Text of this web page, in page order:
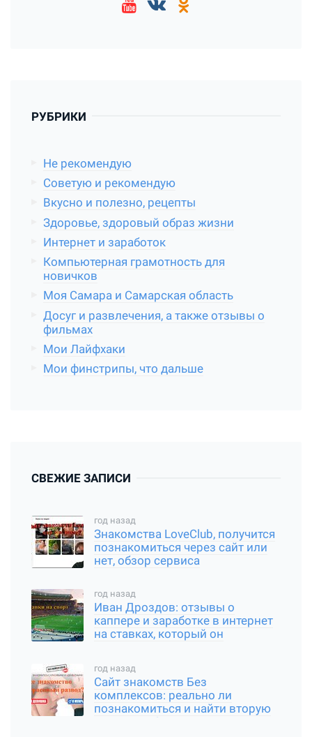
РУБРИКИ
Не рекомендую
Советую и рекомендую
Вкусно и полезно, рецепты
Здоровье, здоровый образ жизни
Интернет и заработок
Компьютерная грамотность для
новичков
Моя Самара и Самарская область
Досуг и развлечения, а также отзывы о
фильмах
Мои Лайфхаки
Мои финстрипы, что дальше
СВЕЖИЕ ЗАПИСИ
год назад
Знакомства LoveClub, получится
познакомиться через сайт или
нет, обзор сервиса
год назад
Иван Дроздов: отзывы о
каппере и заработке в интернет
на ставках, который он
год назад
Сайт знакомств Без
комплексов: реально ли
познакомиться и найти вторую
половинку?